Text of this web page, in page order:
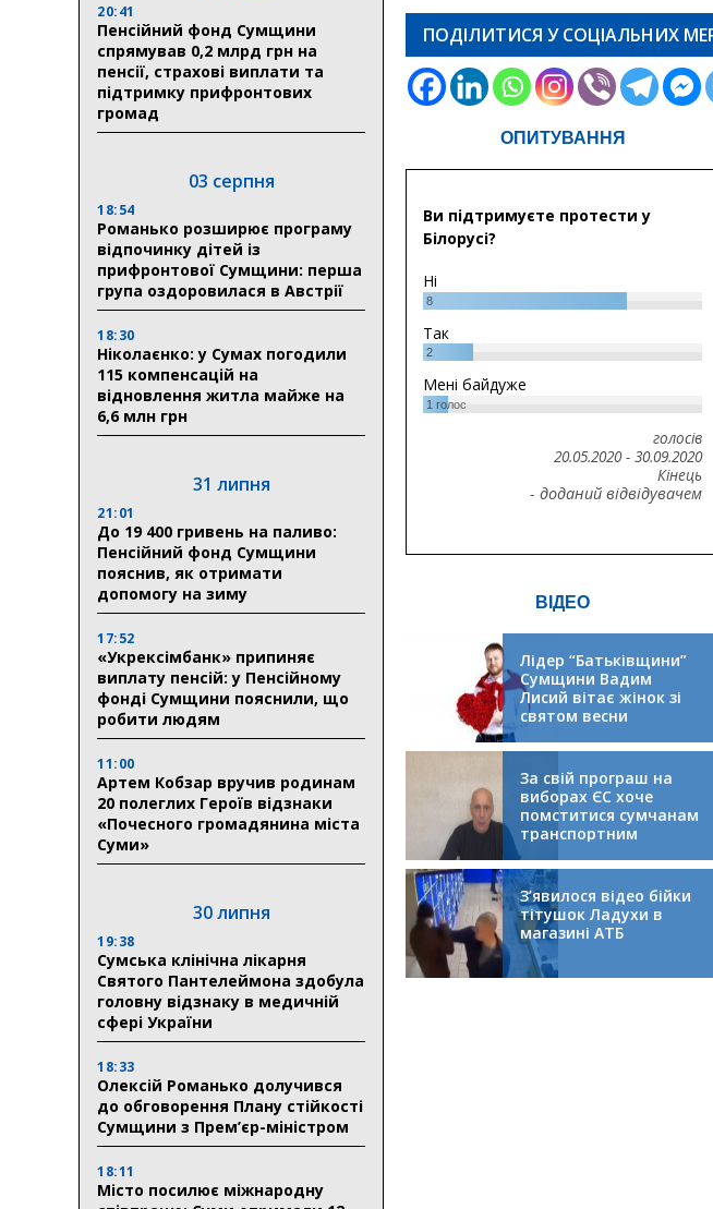
20:41
Пенсійний фонд Сумщини
спрямував 0,2 млрд грн на
пенсії, страхові виплати та
підтримку прифронтових
громад
03 серпня
18:54
Романько розширює програму
відпочинку дітей із
прифронтової Сумщини: перша
група оздоровилася в Австрії
18:30
Ніколаєнко: у Сумах погодили
115 компенсацій на
відновлення житла майже на
6,6 млн грн
31 липня
21:01
До 19 400 гривень на паливо:
Пенсійний фонд Сумщини
пояснив, як отримати
допомогу на зиму
17:52
«Укрексімбанк» припиняє
виплату пенсій: у Пенсійному
фонді Сумщини пояснили, що
робити людям
11:00
Артем Кобзар вручив родинам
20 полеглих Героїв відзнаки
«Почесного громадянина міста
Суми»
30 липня
19:38
Сумська клінічна лікарня
Святого Пантелеймона здобула
головну відзнаку в медичній
сфері України
18:33
Олексій Романько долучився
до обговорення Плану стійкості
Сумщини з Прем’єр-міністром
18:11
Місто посилює міжнародну
ПОДІЛИТИСЯ У СОЦІАЛЬНИХ
ОПИТУВАННЯ
Ви підтримуєте протести у
Білорусі?
Ні
8
Так
2
Мені байдуже
1голос
голосів
20.05.2020- 30.09.2020
Кінець
- доданий відвідувачем
ВІДЕО
Лідер “Батьківщини”
Сумщини Вадим
Лисий вітає жінок зі
святом весни
За свій програш на
виборах ЄС хоче
помститися сумчанам
транспортним
колапсом
З’явилося відео бійки
тітушок Ладухи в
магазині АТБ